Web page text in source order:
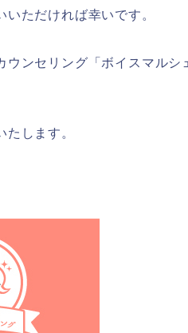
ただければ幸いです。
ウンセリング「ボイスマル
たします。